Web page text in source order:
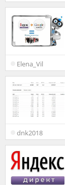
Elena_Vil
dnk2018